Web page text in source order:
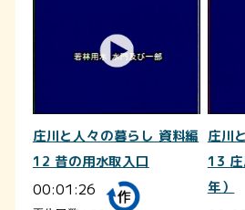
庄川と人々の暮らし 資料編
12 昔の用水取入口
00:01:26
庄川
13 庄
年）